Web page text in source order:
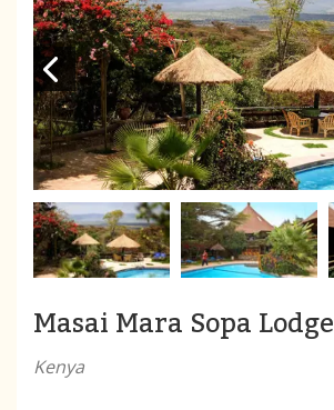
Masai Mara Sopa Lodge
Kenya